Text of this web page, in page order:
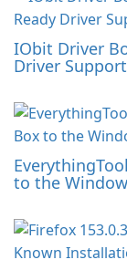
IObit Driver
Driver Support
to the